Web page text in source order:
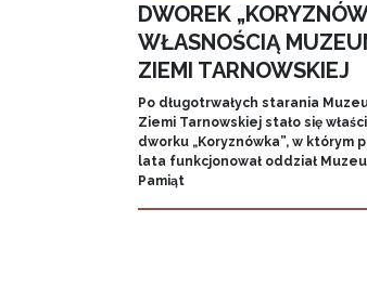
DWOREK
WŁASNOŚCIĄ
ZIEMI TARNOWSKIEJ
Po długotrwałych starania
Ziemi Tarnowskiej stało się
dworku „Koryznówka”, w którym
lata funkcjonował oddział
Pamiąt